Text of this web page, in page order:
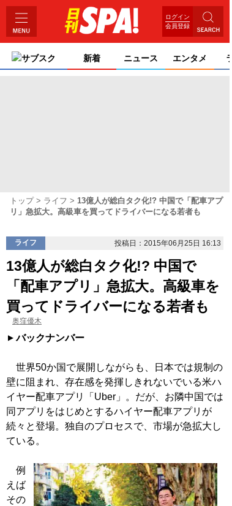
ログイン
会員登録
サブスク 新着 ニュース エンタメ
トップ ライフ
13億人が総白タク化!? 中国で「配車アプ
リ」急拡大。高級車を買ってドライバーになる若者も
ライフ 投稿日：2015年06月25日 16:13
13億人が総白タク化!? 中国で
「配車アプリ」急拡大。高級車を
買ってドライバーになる若者も
奥窪優木
バックナンバー
世界50か国で展開しながらも、日本では規制の
壁に阻まれ、存在感を発揮しきれないでいる米ハ
イヤー配車アプリ「Uber」。だが、お隣中国では
同アプリをはじめとするハイヤー配車アプリが
続々と登場。独自のプロセスで、市場が急拡大し
ている。
例
えば
その